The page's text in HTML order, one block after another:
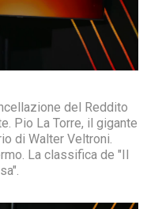
del Reddito
Pio La Torre, il gigante
di Walter Veltroni.
La classifica de "Il